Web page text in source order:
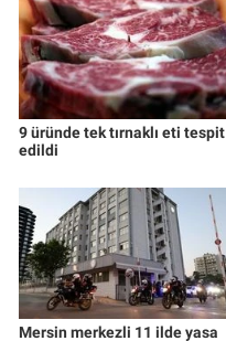
9 üründe tek tırnaklı eti tespit
edildi
Mersin merkezli 11 ilde yasa